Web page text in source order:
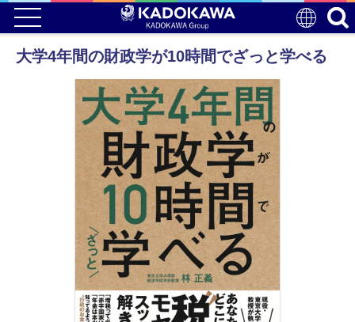
大学4年間の財政学が10時間でざっと学べる